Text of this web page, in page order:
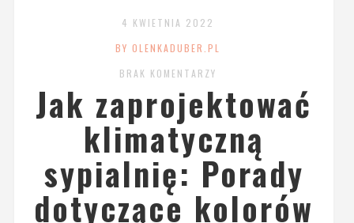
4 KWIETNIA 2022
BY OLENKADUBER.PL
BRAK KOMENTARZY
Jak zaprojektować
klimatyczną
sypialnię: Porady
dotyczące kolorów